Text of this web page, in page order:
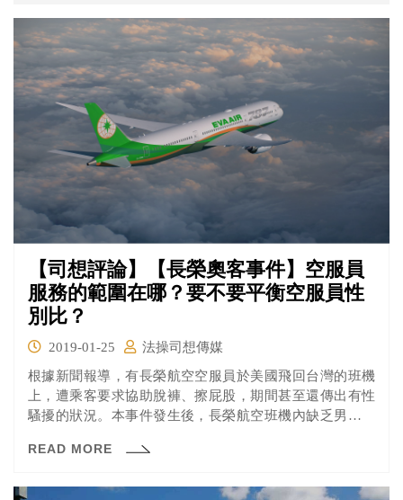
題出在哪裡呢？以下初步討論幾個爭議點，大家一起來思
考看看到底怎麼做會比較好吧！
【司想評論】【長榮奧客事件】空服員
服務的範圍在哪？要不要平衡空服員性
別比？
2019-01-25
法操司想傳媒
根據新聞報導，有長榮航空空服員於美國飛回台灣的班機
上，遭乘客要求協助脫褲、擦屁股，期間甚至還傳出有性
騷擾的狀況。本事件發生後，長榮航空班機內缺乏男性空
示依法無權要求航空公司增設男組員，且這樣的要求可能
READ MORE